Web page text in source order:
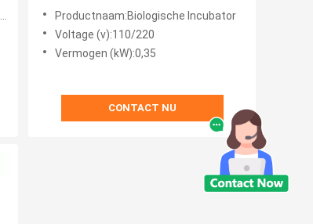
Lage Temperatuur van
laboratoriumspx
Productnaam:Biologische Incubator
Voltage (v):110/220
Vermogen (kW):0,35
CONTACT NU